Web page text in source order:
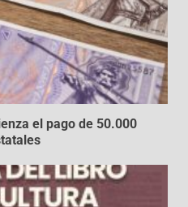
el pago de 50.000